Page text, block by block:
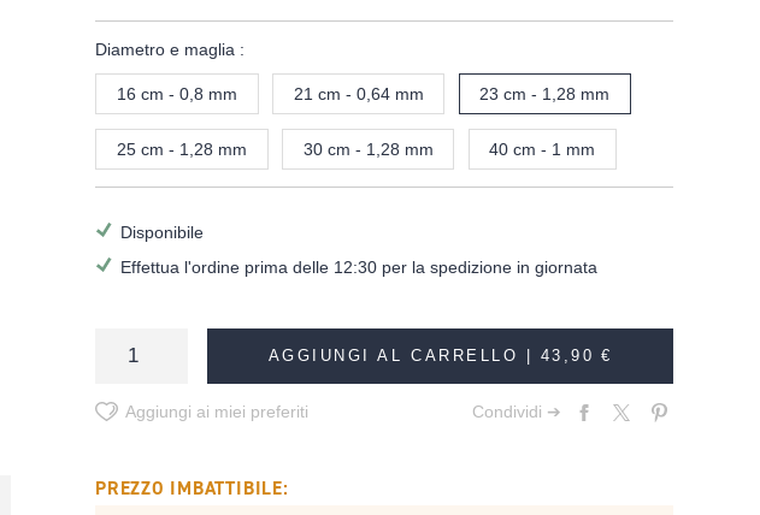
Diametro e maglia :
16 cm - 0,8 mm 21 cm - 0,64 mm 23 cm - 1,28 mm
25 cm - 1,28 mm 30 cm - 1,28 mm 40 cm - 1 mm
Disponibile
Effettua l'ordine prima delle 12:30 per la spedizione in giornata
AGGIUNGI AL CARRELLO | 43,90 €
Aggiungi ai miei preferiti Condividi ➔
PREZZO IMBATTIBILE: